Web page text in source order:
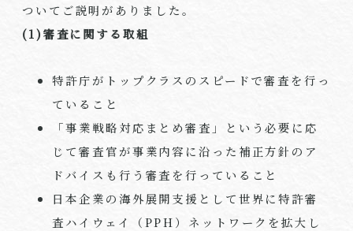
ついてご説明がありました。
(1)審査に関する取組
特許庁がトップクラスのスピードで審査を行っ
ていること
「事業戦略対応まとめ審査」という必要に応
じて審査官が事業内容に沿った補正方針のア
ドバイスも行う審査を行っていること
日本企業の海外展開支援として世界に特許審
査ハイウェイ（PPH）ネットワークを拡大し